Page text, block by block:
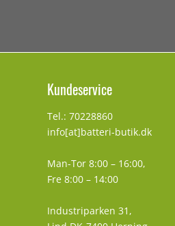
Kundeservice
Tel.: 70228860
info[at]batteri-butik.dk
Man-Tor 8:00 – 16:00,
Fre 8:00 – 14:00
Industriparken 31,